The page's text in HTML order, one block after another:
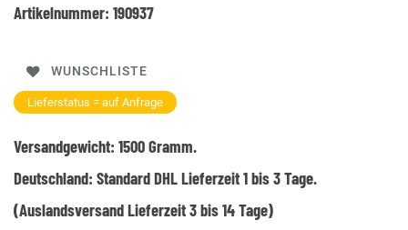
Artikelnummer: 190937
WUNSCHLISTE
Lieferstatus = auf Anfrage
Versandgewicht: 1500Gramm.
Deutschland: Standard DHL Lieferzeit 1 bis 3 Tage.
(Auslandsversand Lieferzeit 3 bis 14 Tage)